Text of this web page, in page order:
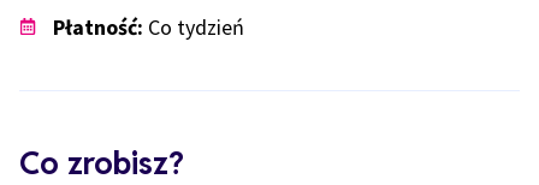
Płatność: Co tydzień
Co zrobisz?